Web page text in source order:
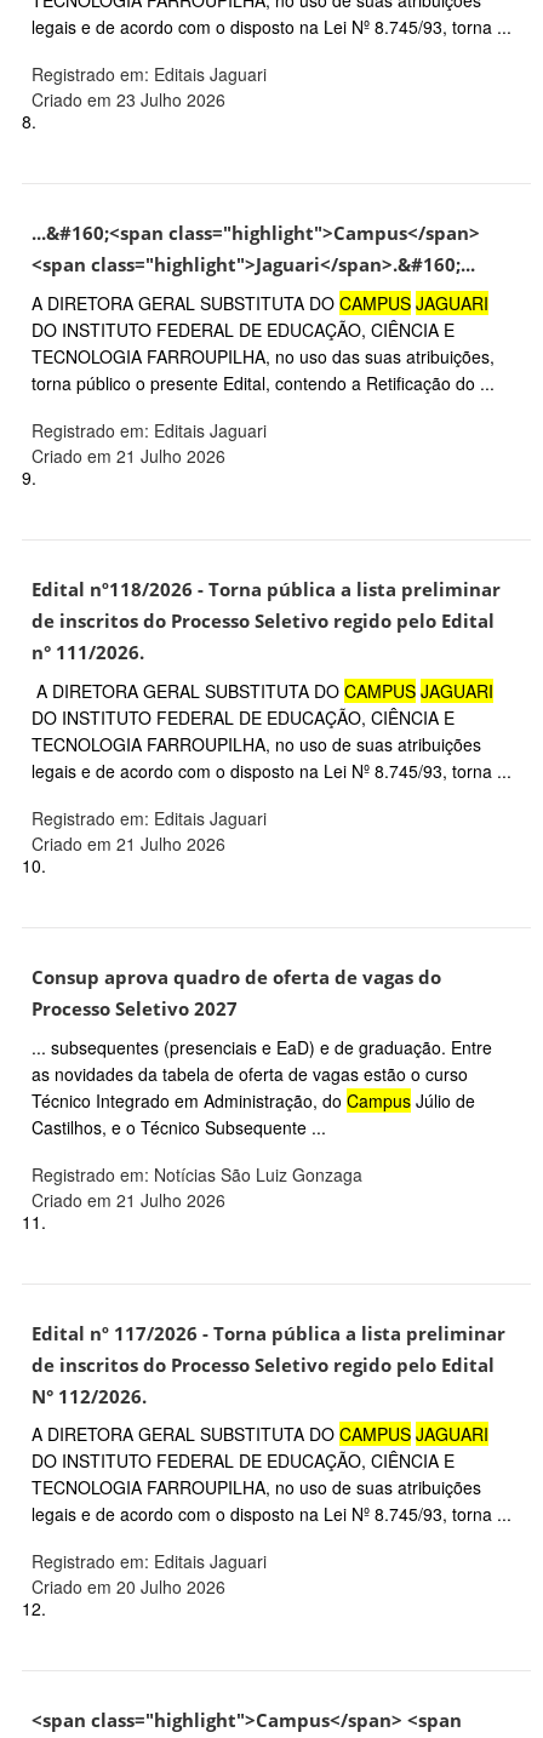
legais e de acordo com o disposto na Lei Nº 8.745/93, torna ...
Registrado em: Editais Jaguari
Criado em 23 Julho 2026
8.
...&#160;<span class="highlight">Campus</span>
<span class="highlight">Jaguari</span>.&#160;...
A DIRETORA GERAL SUBSTITUTA DO CAMPUS JAGUARI
DO INSTITUTO FEDERAL DE EDUCAÇÃO, CIÊNCIA E
TECNOLOGIA FARROUPILHA, no uso das suas atribuições,
torna público o presente Edital, contendo a Retificação do ...
Registrado em: Editais Jaguari
Criado em 21 Julho 2026
9.
Edital nº118/2026 - Torna pública a lista preliminar
de inscritos do Processo Seletivo regido pelo Edital
n° 111/2026.
A DIRETORA GERAL SUBSTITUTA DO CAMPUS JAGUARI
DO INSTITUTO FEDERAL DE EDUCAÇÃO, CIÊNCIA E
TECNOLOGIA FARROUPILHA, no uso de suas atribuições
legais e de acordo com o disposto na Lei Nº 8.745/93, torna ...
Registrado em: Editais Jaguari
Criado em 21 Julho 2026
10.
Consup aprova quadro de oferta de vagas do
Processo Seletivo 2027
... subsequentes (presenciais e EaD) e de graduação. Entre
as novidades da tabela de oferta de vagas estão o curso
Técnico Integrado em Administração, do Campus Júlio de
Castilhos, e o Técnico Subsequente ...
Registrado em: Notícias São Luiz Gonzaga
Criado em 21 Julho 2026
11.
Edital nº 117/2026 - Torna pública a lista preliminar
de inscritos do Processo Seletivo regido pelo Edital
N° 112/2026.
A DIRETORA GERAL SUBSTITUTA DO CAMPUS JAGUARI
DO INSTITUTO FEDERAL DE EDUCAÇÃO, CIÊNCIA E
TECNOLOGIA FARROUPILHA, no uso de suas atribuições
legais e de acordo com o disposto na Lei Nº 8.745/93, torna ...
Registrado em: Editais Jaguari
Criado em 20 Julho 2026
12.
<span class="highlight">Campus</span> <span